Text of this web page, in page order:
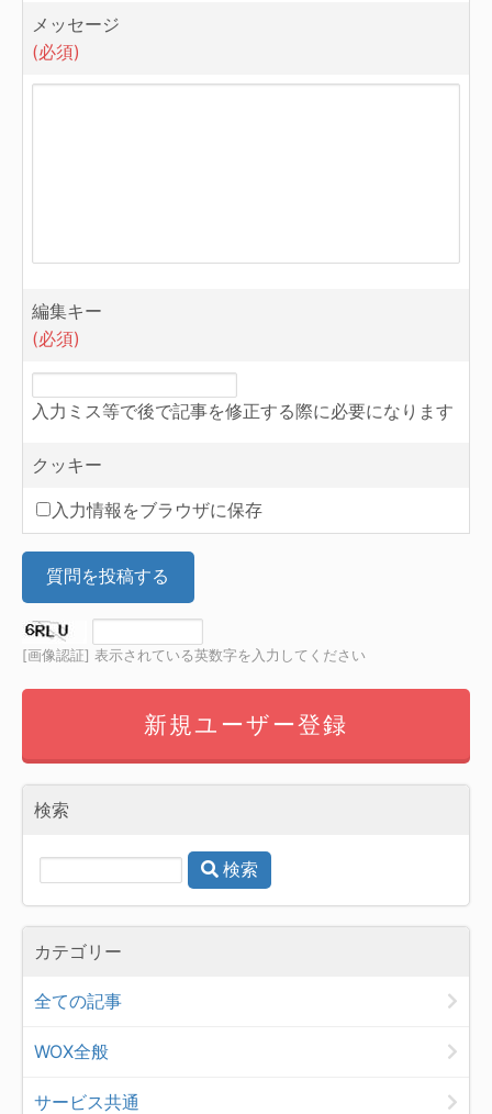
メッセージ
(必須)
編集キー
(必須)
入力ミス等で後で記事を修正する際に必要になります
クッキー
入力情報をブラウザに保存
質問を投稿する
[画像認証] 表示されている英数字を入力してください
新規ユーザー登録
検索
検索
カテゴリー
全ての記事
WOX全般
サービス共通